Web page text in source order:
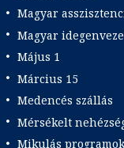
Magyar
Magyar
Május 1
Március 15
Medencés szállás
Mérsékelt
Mikulás programok